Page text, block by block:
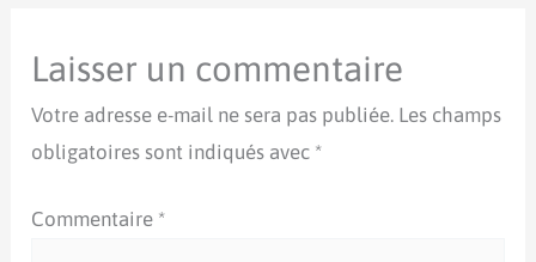
Laisser un commentaire
Votre adresse e-mail ne sera pas publiée. Les champs
obligatoires sont indiqués avec *
Commentaire *